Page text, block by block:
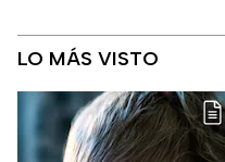
LO MÁS VISTO